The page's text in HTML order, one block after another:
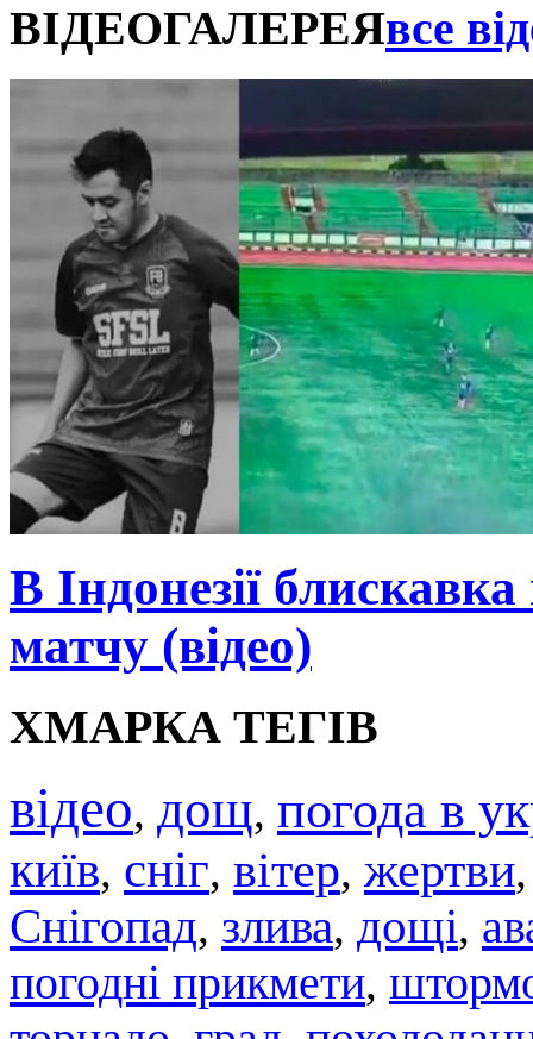
ВІДЕОГАЛЕРЕЯвсе
В Індонезії
матчу (відео)
ХМАРКА ТЕГІВ
відео, дощ, погода в
київ, сніг, вітер, жертви
Снігопад, злива, дощі,
погодні прикмети,